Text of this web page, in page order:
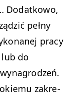
Dodatkowo,
pełny
pra­cy
do
zakre­